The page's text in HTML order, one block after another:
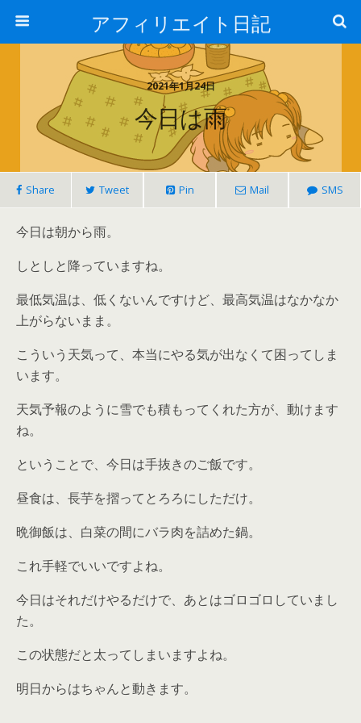
アフィリエイト日記
2021年1月24日
今日は雨
Share Tweet Pin Mail SMS
今日は朝から雨。
しとしと降っていますね。
最低気温は、低くないんですけど、最高気温はなかなか
上がらないまま。
こういう天気って、本当にやる気が出なくて困ってしま
います。
天気予報のように雪でも積もってくれた方が、動けます
ね。
ということで、今日は手抜きのご飯です。
昼食は、長芋を摺ってとろろにしただけ。
晩御飯は、白菜の間にバラ肉を詰めた鍋。
これ手軽でいいですよね。
今日はそれだけやるだけで、あとはゴロゴロしていまし
た。
この状態だと太ってしまいますよね。
明日からはちゃんと動きます。